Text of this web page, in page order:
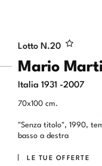
Lotto N.20
Mario
Italia 1931 -2007
70x100 cm.
"Senza titolo", 1990,
basso a destra
LE TUE OFFERTE